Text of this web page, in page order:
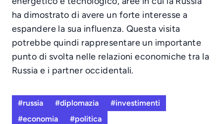
ha dimostrato di avere un forte interesse a
espandere la sua influenza. Questa visita
potrebbe quindi rappresentare un importante
punto di svolta nelle relazioni economiche tra la
Russia e i partner occidentali.
#russia #diplomazia
#investimenti
#economia
#politica